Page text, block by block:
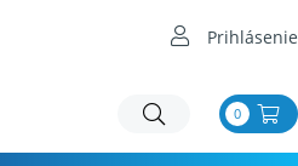
Prihlásenie
0